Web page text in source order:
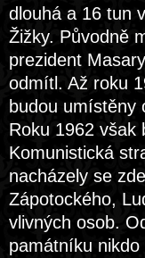
dlouhá a 16 tun
Žižky. Původně
prezident
odmítl. Až roku
budou umístěny
Roku 1962 však
Komunistická
nacházely se
Zápotockého,
vlivných osob.
památníku